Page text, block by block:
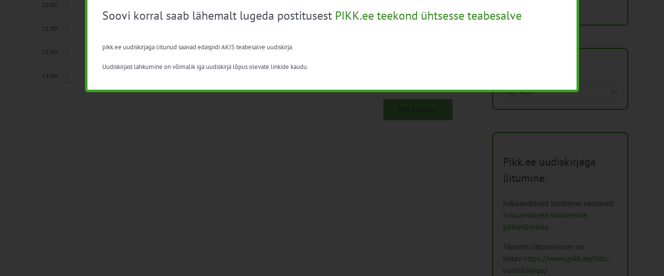
10:00
11:00
12:00
13:00
Arhiiv
Pikk.ee uudiskirjaga
liitumine.
Isikuandmeid töötleme vastavalt
Isikuandmete töötlemise
põhimõtetele
Täpsem liitumisvorm on
leitav https://www.pikk.ee/liitu-
uudiskirjaga/
Soovi korral saab lähemalt lugeda postitusest PIKK.ee teekond ühtsesse teabesalve
pikk.ee uudiskirjaga liitunud saavad edaspidi AKIS teabesalve uudiskirja.
Uudiskirjast lahkumine on võimalik iga uudiskirja lõpus olevate linkide kaudu.